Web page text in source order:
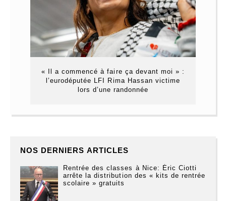
« Il a commencé à faire ça devant moi » :
l’eurodéputée LFI Rima Hassan victime
lors d’une randonnée
NOS DERNIERS ARTICLES
Rentrée des classes à Nice: Éric Ciotti
arrête la distribution des « kits de rentrée
scolaire » gratuits